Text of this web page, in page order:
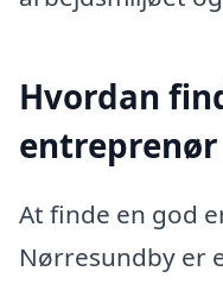
Hvordan
At finde en god
Nørresundby er